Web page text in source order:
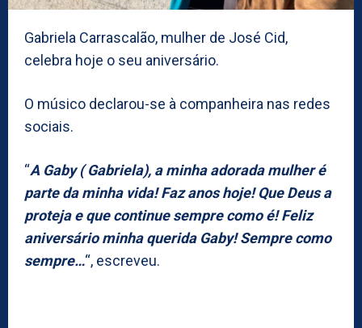
Gabriela Carrascalão, mulher de José Cid,
celebra hoje o seu aniversário.
O músico declarou-se à companheira nas redes
sociais.
“A Gaby ( Gabriela), a minha adorada mulher é
parte da minha vida! Faz anos hoje! Que Deus a
proteja e que continue sempre como é! Feliz
aniversário minha querida Gaby! Sempre como
sempre…“, escreveu.